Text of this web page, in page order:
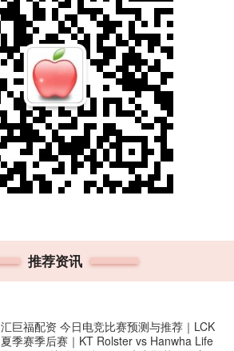
推荐资讯
汇巨福配资 今日电竞比赛预测与推荐｜LCK
夏季赛季后赛｜KT Rolster vs Hanwha Life